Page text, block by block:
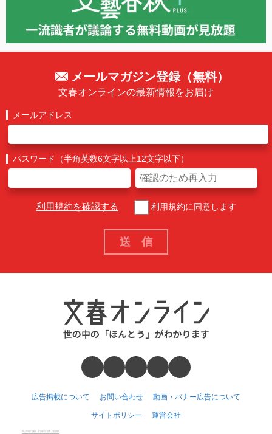
メールマガジン登録（無料）
文春オンラインの最新情報をお届け
メールアドレス
パスワード（半角英数6文字以上12文字以下）
利用規約を確認する 利用規約に同意します
広告掲載について お問い合わせ 動画・バナー広告について
サイトポリシー 運営会社